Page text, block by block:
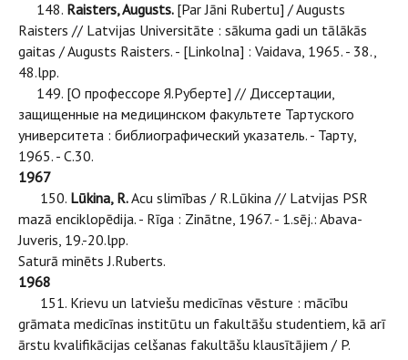
148. Raisters, Augusts. [Par Jāni Rubertu] / Augusts
Raisters // Latvijas Universitāte : sākuma gadi un tālākās
gaitas / Augusts Raisters. - [Linkolna] : Vaidava, 1965. - 38.,
48.lpp.
149. [О профессоре Я.Руберте] // Диссертации,
защищенные на медицинском факультете Тартуского
университета : библиографический указатель. - Тарту,
1965. - С.30.
1967
150. Lūkina, R.Acu slimības / R.Lūkina // Latvijas PSR
mazā enciklopēdija. - Rīga : Zinātne, 1967. - 1.sēj.: Abava-
Juveris, 19.-20.lpp.
Saturā minēts J.Ruberts.
1968
151. Krievu un latviešu medicīnas vēsture : mācību
grāmata medicīnas institūtu un fakultāšu studentiem, kā arī
ārstu kvalifikācijas celšanas fakultāšu klausītājiem / P.